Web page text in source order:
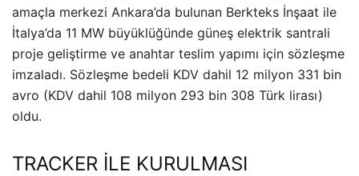
amaçla merkezi Ankara’da bulunan Berkteks İnşaat ile
İtalya’da 11 MW büyüklüğünde güneş elektrik santrali
proje geliştirme ve anahtar teslim yapımı için sözleşme
imzaladı. Sözleşme bedeli KDV dahil 12 milyon 331 bin
avro (KDV dahil 108 milyon 293 bin 308 Türk lirası)
oldu.
TRACKER İLE KURULMASI